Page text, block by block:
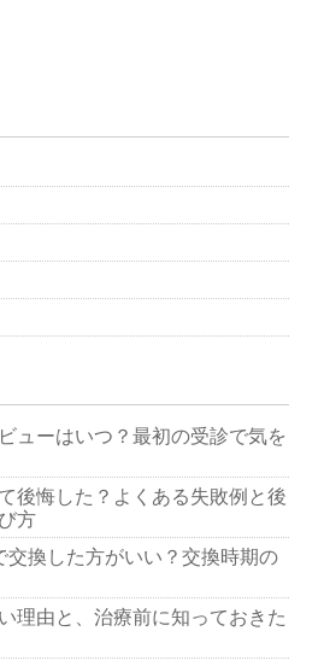
ューはいつ？最初の受診で気を
後悔した？よくある失敗例と後
方
交換した方がいい？交換時期の
理由と、治療前に知っておきた